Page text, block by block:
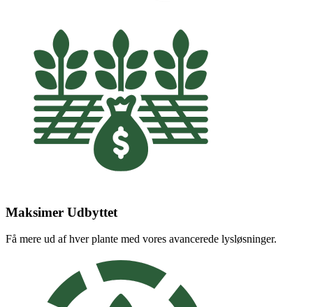
Maksimer Udbyttet
Få mere ud af hver plante med vores avancerede lysløsninger.